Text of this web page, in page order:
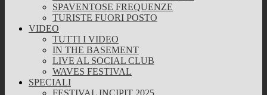
SPAVENTOSE FREQUENZE
TURISTE FUORI POSTO
VIDEO
TUTTI I VIDEO
IN THE BASEMENT
LIVE AL SOCIAL CLUB
WAVES FESTIVAL
SPECIALI
FESTIVAL INCIPIT 2025